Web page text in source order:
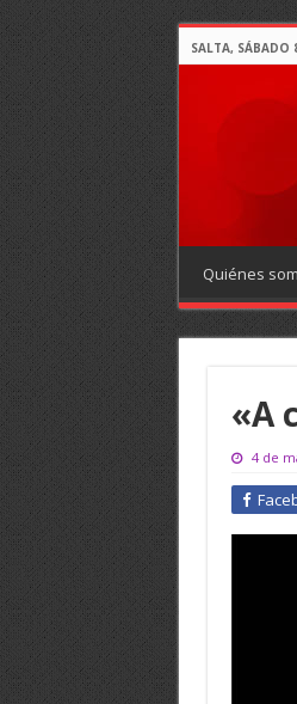
SALTA, SÁBADO
Quiénes
«A
4 de